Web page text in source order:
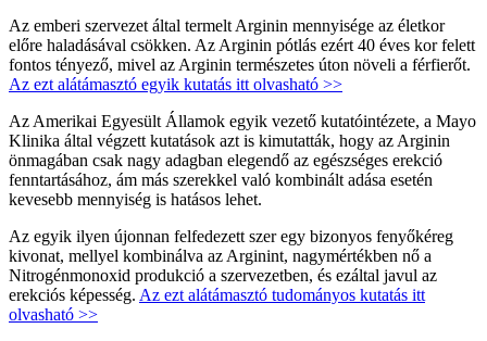
Az emberi szervezet által termelt Arginin mennyisége az életkor
előre haladásával csökken. Az Arginin pótlás ezért 40 éves kor felett
fontos tényező, mivel az Arginin természetes úton növeli a férfierőt.
Az ezt alátámasztó egyik kutatás itt olvasható >>
Az Amerikai Egyesült Államok egyik vezető kutatóintézete, a Mayo
Klinika által végzett kutatások azt is kimutatták, hogy az Arginin
önmagában csak nagy adagban elegendő az egészséges erekció
fenntartásához, ám más szerekkel való kombinált adása esetén
kevesebb mennyiség is hatásos lehet.
Az egyik ilyen újonnan felfedezett szer egy bizonyos fenyőkéreg
kivonat, mellyel kombinálva az Arginint, nagymértékben nő a
Nitrogénmonoxid produkció a szervezetben, és ezáltal javul az
erekciós képesség. Az ezt alátámasztó tudományos kutatás itt
olvasható >>